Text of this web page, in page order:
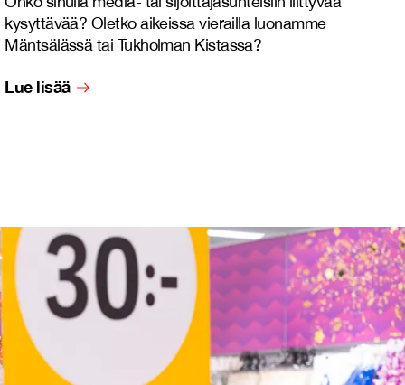
kysyttävää? Oletko aikeissa vierailla luonamme
Mäntsälässä tai Tukholman Kistassa?
Lue lisää